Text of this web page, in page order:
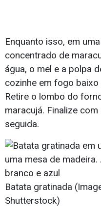
Enquanto isso, em
concentrado de
água, o mel e a polpa
cozinhe em fogo
Retire o lombo do
maracujá. Finalize
seguida.
Batata gratinada
Shutterstock)